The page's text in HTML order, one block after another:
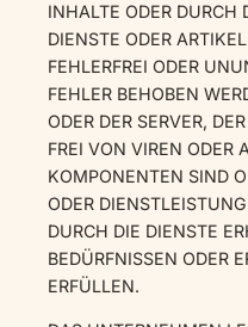
INHALTE ODER DURCH
DIENSTE ODER
FEHLERFREI ODER
FEHLER BEHOBEN
ODER DER SERVER,
FREI VON VIREN ODER
KOMPONENTEN SIND
ODER
DURCH DIE DIENSTE
BEDÜRFNISSEN ODER
ERFÜLLEN.